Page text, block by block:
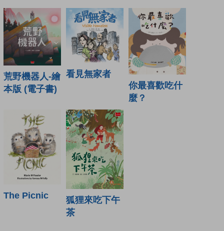
荒野機器人-繪
本版 (電子書)
看見無家者
你最喜歡吃什
麼？
The Picnic
狐狸來吃下午
茶